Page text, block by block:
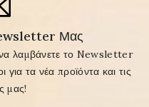
Μας
λαμβάνετε το Newsletter
τα νέα προϊόντα και τις
μας!